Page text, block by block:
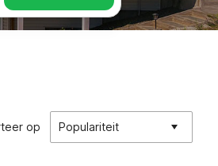
op Populariteit